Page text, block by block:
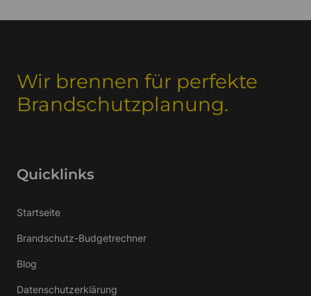
Wir brennen für perfekte
Brandschutzplanung.
Quicklinks
Startseite
Brandschutz-Budgetrechner
Blog
Datenschutzerklärung